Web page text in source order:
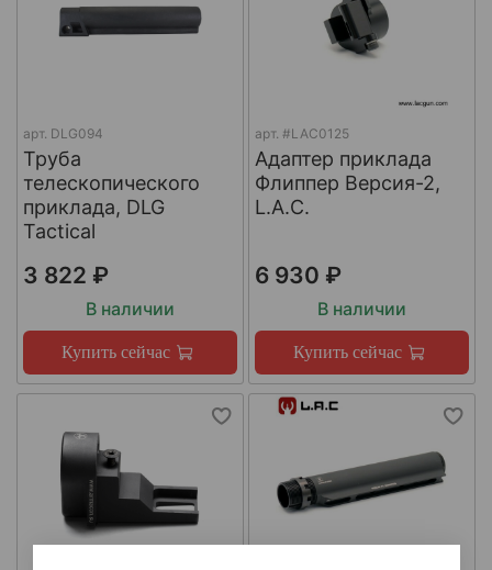
арт. DLG094
Труба
телескопического
приклада, DLG
Tactical
3 822 ₽
В наличии
Купить сейчас
арт. #LAC0125
Адаптер приклада
Флиппер Версия-2,
L.A.C.
6 930 ₽
В наличии
Купить сейчас